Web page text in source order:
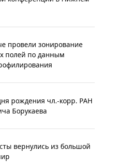
провели зонирование
полей по данным
рождения чл.-корр. РАН
Борукаева
вернулись из большой